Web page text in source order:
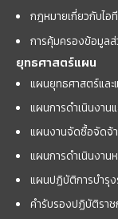
กฎหมายเกี่ยวกับไอที
การคุ้มครองข้อมูล
ยุทธศาสตร์แผน
แผนยุทธศาสตร์และ
แผนการดำเนินงาน
แผนงานจัดซื้อจัดจ้
แผนการดำเนินงา
แผนปฏิบัติการบำรุง
คำรับรองปฏิบัติราช